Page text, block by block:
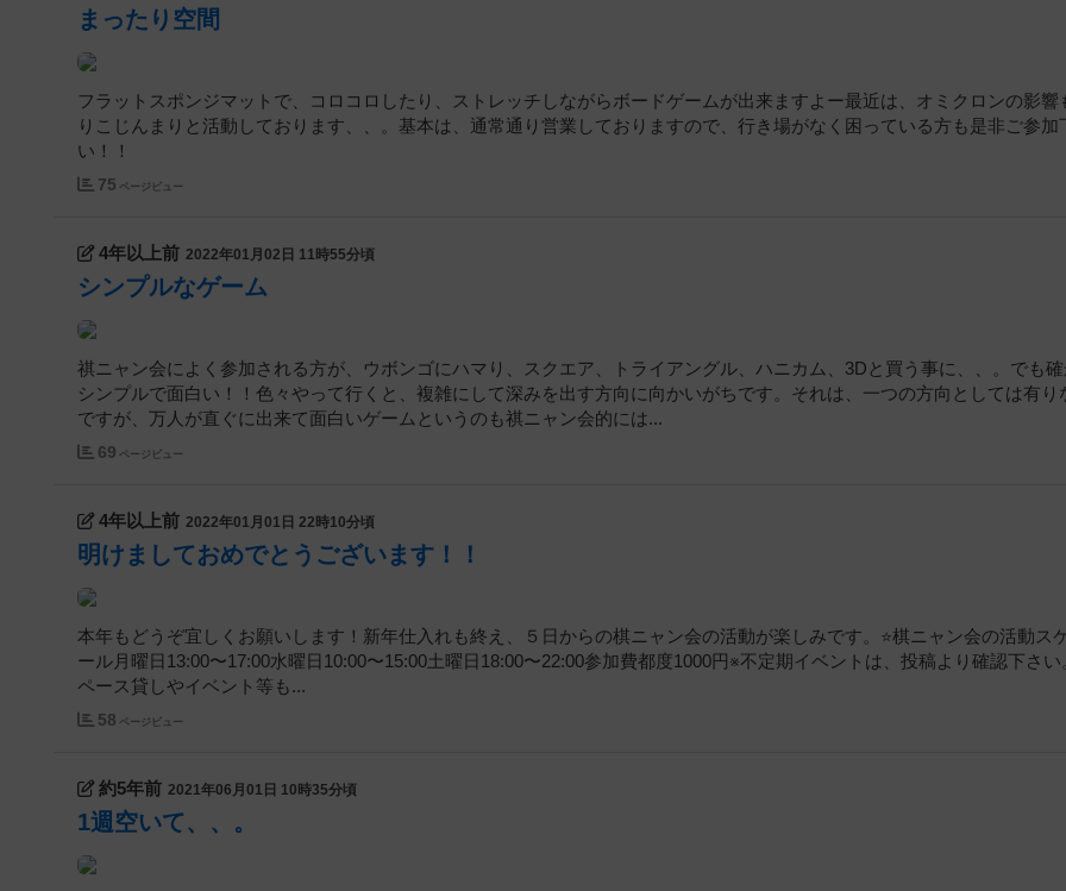
まったり空間
フラットスポンジマットで、コロコロしたり、ストレッチしながらボードゲームが出来ますよー最近は、オミクロンの影響
りこじんまりと活動しております、、。基本は、通常通り営業しておりますので、行き場がなく困っている方も是非ご参加
い！！
75 ページビュー
4年以上前 2022年01月02日 11時55分頃
シンプルなゲーム
祺ニャン会によく参加される方が、ウボンゴにハマり、スクエア、トライアングル、ハニカム、3Dと買う事に、、。でも
シンプルで面白い！！色々やって行くと、複雑にして深みを出す方向に向かいがちです。それは、一つの方向としては有り
ですが、万人が直ぐに出来て面白いゲームというのも祺ニャン会的には...
69 ページビュー
4年以上前 2022年01月01日 22時10分頃
明けましておめでとうございます！！
本年もどうぞ宜しくお願いします！新年仕入れも終え、５日からの棋ニャン会の活動が楽しみです。⭐️棋ニャン会の活動ス
ール月曜日13:00〜17:00水曜日10:00〜15:00土曜日18:00〜22:00参加費都度1000円※不定期イベントは、投稿より確認下さ
ペース貸しやイベント等も...
58 ページビュー
約5年前 2021年06月01日 10時35分頃
1週空いて、、。